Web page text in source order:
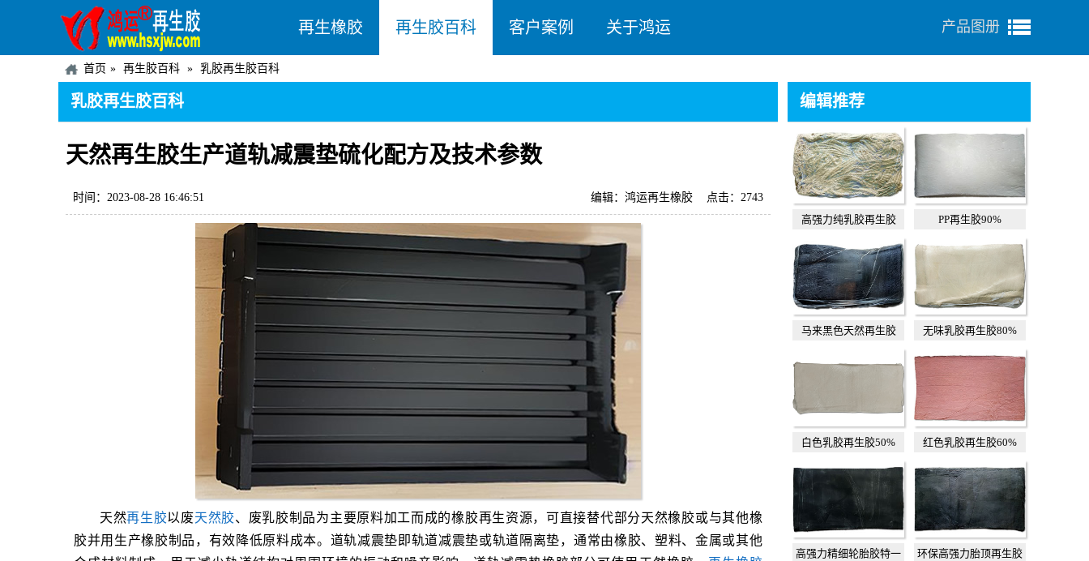
再生橡胶 再生胶百科 客户案例 关于鸿运 产品图册
首页 再生胶百科 乳胶再生胶百科
乳胶再生胶百科
天然再生胶生产道轨减震垫硫化配方及技术参数
时间：2023-08-28 16:46:51 点击：2743
编辑：鸿运再生橡胶
天然再生胶以废天然胶、废乳胶制品为主要原料加工而成的橡胶再生资源，可直接替代部分天然橡胶或与其他橡
胶并用生产橡胶制品，有效降低原料成本。道轨减震垫即轨道减震垫或轨道隔离垫，通常由橡胶、塑料、金属或其他
编辑推荐
高强力纯乳胶再生胶 PP再生胶90%
马来黑色天然再生胶 无味乳胶再生胶80%
白色乳胶再生胶50% 红色乳胶再生胶60%
高强力精细轮胎胶特一 环保高强力胎顶再生胶